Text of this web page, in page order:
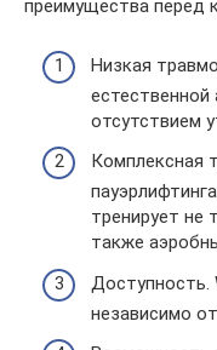
преимущества перед
Низкая
отсутствием
Комплексная
тренирует не
также
независимо